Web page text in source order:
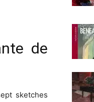
de
sketches